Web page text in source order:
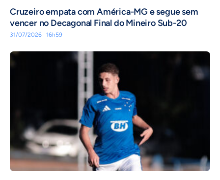
Cruzeiro empata com América-MG e segue sem
vencer no Decagonal Final do Mineiro Sub-20
31/07/2026 · 16h59